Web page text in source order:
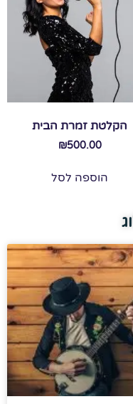
הקלטת זמרת הבית
₪500.00
הוספה לסל